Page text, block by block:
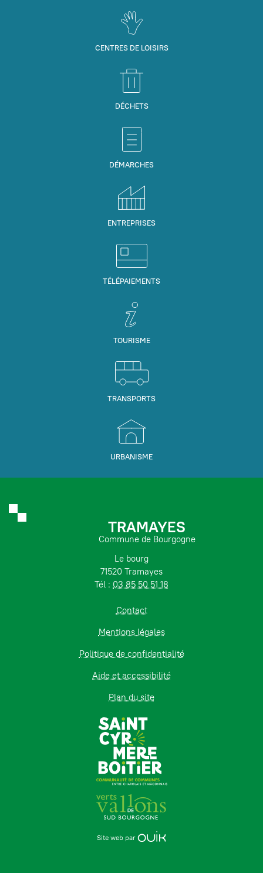
CENTRES DE LOISIRS
DÉCHETS
DÉMARCHES
ENTREPRISES
TÉLÉPAIEMENTS
TOURISME
TRANSPORTS
URBANISME
TRAMAYES
Commune de Bourgogne
Le bourg
71520 Tramayes
Tél : 03 85 50 51 18
Contact
Mentions légales
Politique de confidentialité
Aide et accessibilité
Plan du site
Site web par